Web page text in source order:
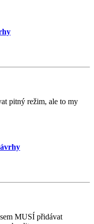
pitný režim, ale to my
MUSÍ přidávat